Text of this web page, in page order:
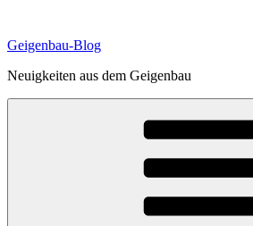
springen
Geigenbau-Blog
Neuigkeiten aus dem Geigenbau